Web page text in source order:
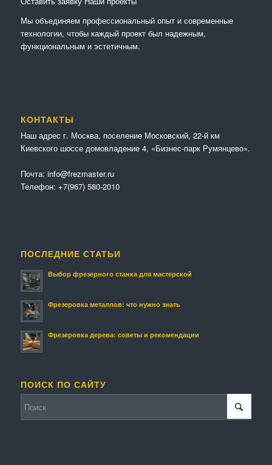
Мы объединяем профессиональный опыт и современные
технологии, чтобы каждый проект был надежным,
функциональным и эстетичным.
КОНТАКТЫ
Наш адрес г. Москва, поселение Московский, 22-й км
Киевского шоссе домовладение 4, «Бизнес-парк Румянцево».
Почта: info@frezmaster.ru
Телефон: +7(967) 580-2010
ПОСЛЕДНИЕ СТАТЬИ
Выбор фрезерного станка для мастерской
Фрезеровка металлов: что нужно знать
Фрезеровка дерева: советы и рекомендации
ПОИСК ПО САЙТУ